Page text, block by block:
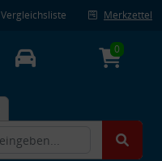
Vergleichsliste Merkzettel
0